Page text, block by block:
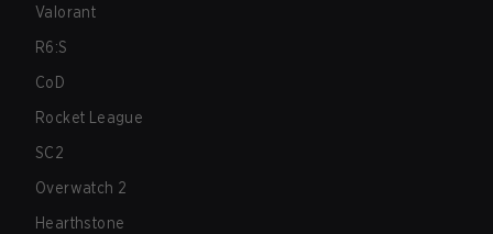
Valorant
R6:S
CoD
Rocket League
SC2
Overwatch 2
Hearthstone